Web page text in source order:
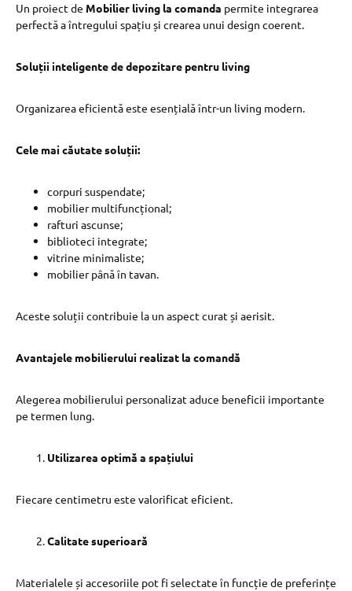
Un proiect de Mobilier living la comanda permite integrarea
perfectă a întregului spațiu și crearea unui design coerent.
Soluții inteligente de depozitare pentru living
Organizarea eficientă este esențială într-un living modern.
Cele mai căutate soluții:
corpuri suspendate;
mobilier multifuncțional;
rafturi ascunse;
biblioteci integrate;
vitrine minimaliste;
mobilier până în tavan.
Aceste soluții contribuie la un aspect curat și aerisit.
Avantajele mobilierului realizat la comandă
Alegerea mobilierului personalizat aduce beneficii importante
pe termen lung.
Utilizarea optimă a spațiului
Fiecare centimetru este valorificat eficient.
Calitate superioară
Materialele și accesoriile pot fi selectate în funcție de preferințe